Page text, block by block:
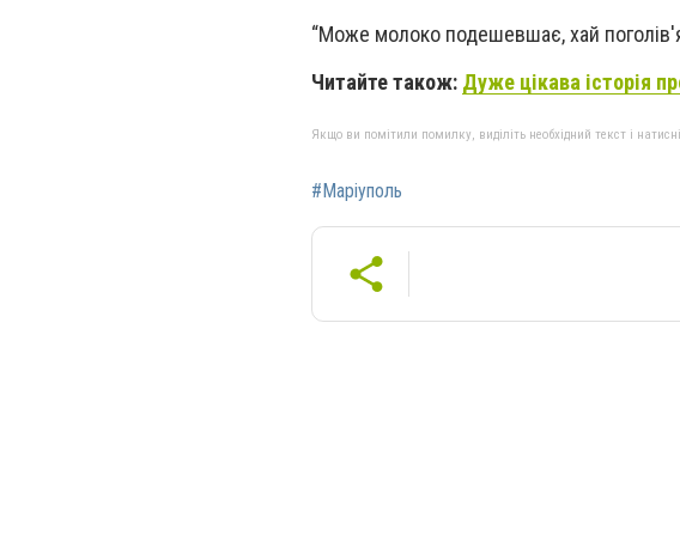
“Може молоко подешевшає, хай
Читайте також: Дуже цікава історія
Якщо ви помітили помилку, виділіть необхідний текст і
#Маріуполь